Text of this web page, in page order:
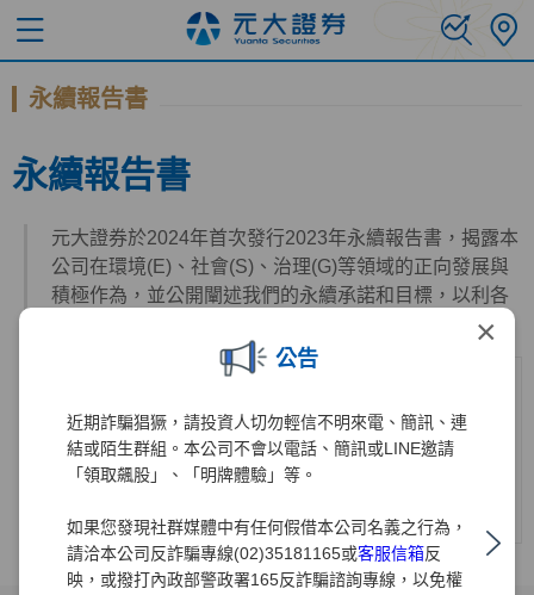
×
公告
近期詐騙猖獗，請投資人切勿輕信不明來電、簡訊、連
結或陌生群組。本公司不會以電話、簡訊或LINE邀請
「領取飆股」、「明牌體驗」等。
如果您發現社群媒體中有任何假借本公司名義之行為，
請洽本公司反詐騙專線(02)35181165或客服信箱反
映，或撥打內政部警政署165反詐騙諮詢專線，以免權
永續報告書
永續報告書
元大證券於2024年首次發行2023年永續報告書，揭露本
公司在環境(E)、社會(S)、治理(G)等領域的正向發展與
積極作為，並公開闡述我們的永續承諾和目標，以利各